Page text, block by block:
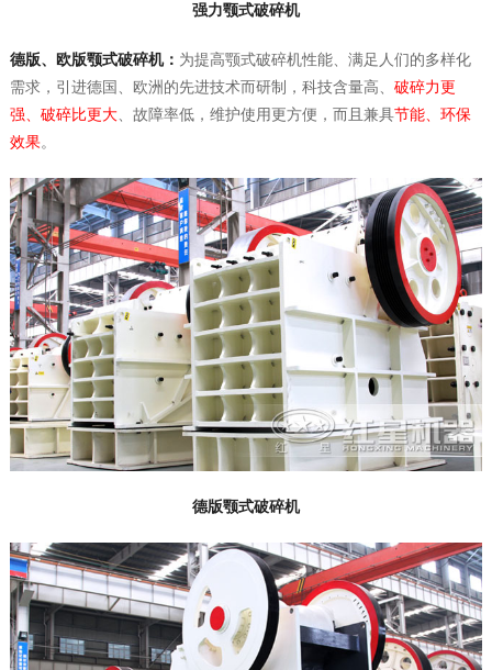
强力颚式破碎机
德版、欧版颚式破碎机： 为提高颚式破碎机性能、满足人们的多样化
需求，引进德国、欧洲的先进技术而研制，科技含量高、 破碎力更
强、破碎比更大、故障率低，维护使用更方便，而且兼具节能、环保
效果。
德版颚式破碎机